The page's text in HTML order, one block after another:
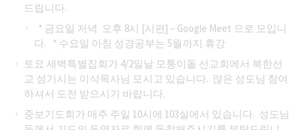
드립니다.
* 금요일 저녁 오후 8시 [시편] – Google Meet 으로 모입니
다. * 수요일 아침 성경공부는 5월까지 휴강
토요 새벽특별집회가 4/2일날 모퉁이돌 선교회에서 북한선
교 섬기시는 이삭목사님 모시고 있습니다. 많은 성도님 참여
하셔서 도전 받으시기 바랍니다.
중보기도회가 매주 주일 10시에 103실에서 있습니다. 성도님